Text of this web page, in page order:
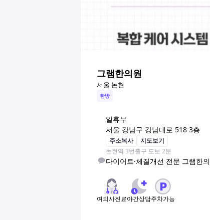
그램한의원
서울 논현
한방
일휴무
서울 강남구 강남대로 518 3층
주소복사
지도보기
논현역 3번출구 도보 2분
다이어트·체질개선 전문 그램한
여의사진료야간상담주차가능